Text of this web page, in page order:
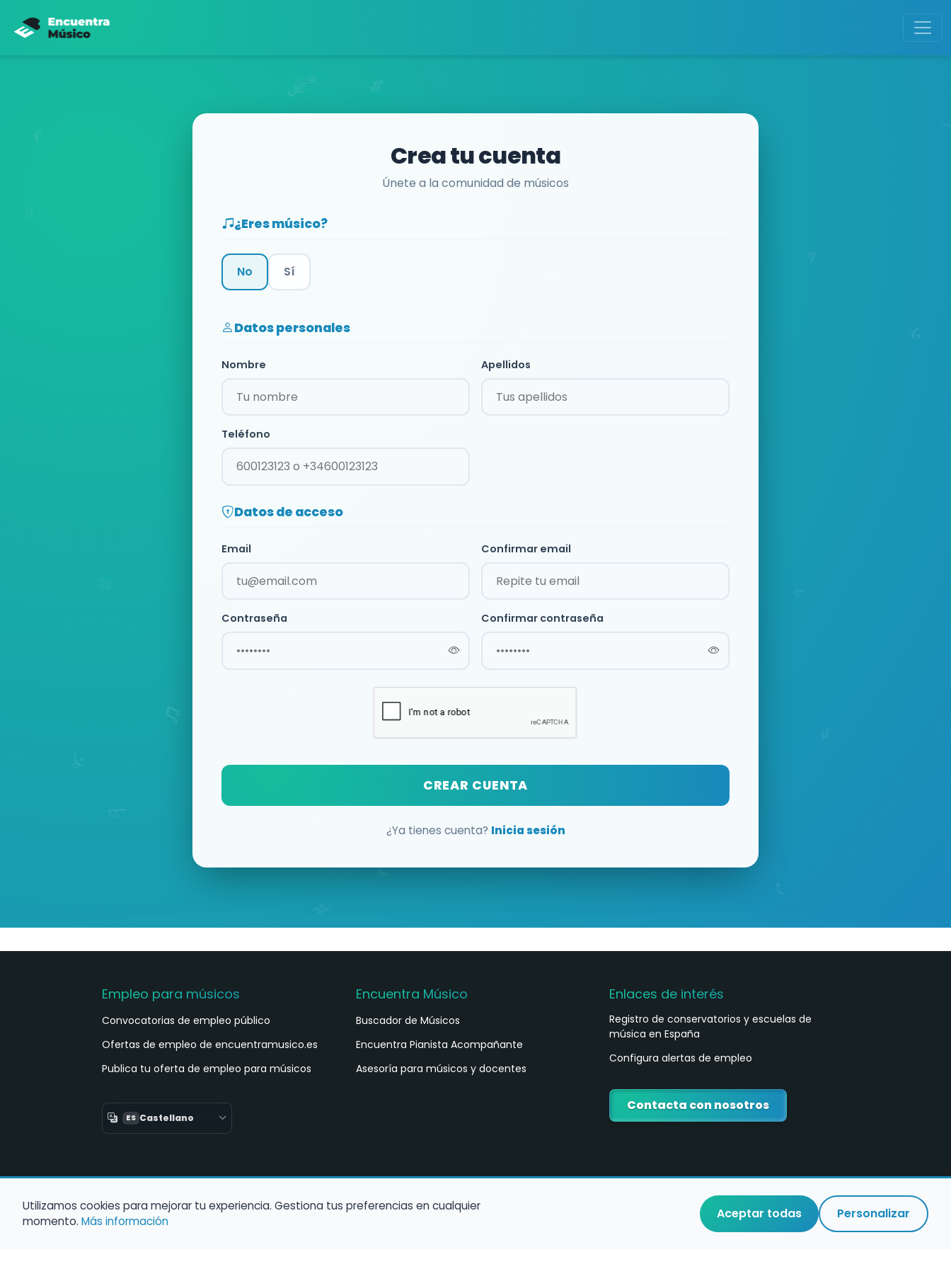
Crea tu cuenta
Únete a la comunidad de músicos
¿Eres músico?
No Sí
Datos personales
Nombre Apellidos
Teléfono
Datos de acceso
Email Confirmar email
Contraseña Confirmar contraseña
CREAR CUENTA
¿Ya tienes cuenta? Inicia sesión
Empleo para músicos
Convocatorias de empleo público
Ofertas de empleo de encuentramusico.es
Publica tu oferta de empleo para músicos
ES Castellano
Encuentra Músico
Buscador de Músicos
Encuentra Pianista Acompañante
Asesoría para músicos y docentes
Enlaces de interés
Registro de conservatorios y escuelas de
música en España
Configura alertas de empleo
Contacta con nosotros
Utilizamos cookies para mejorar tu experiencia. Gestiona tus preferencias en cualquier
momento. Más información Aceptar todas Personalizar